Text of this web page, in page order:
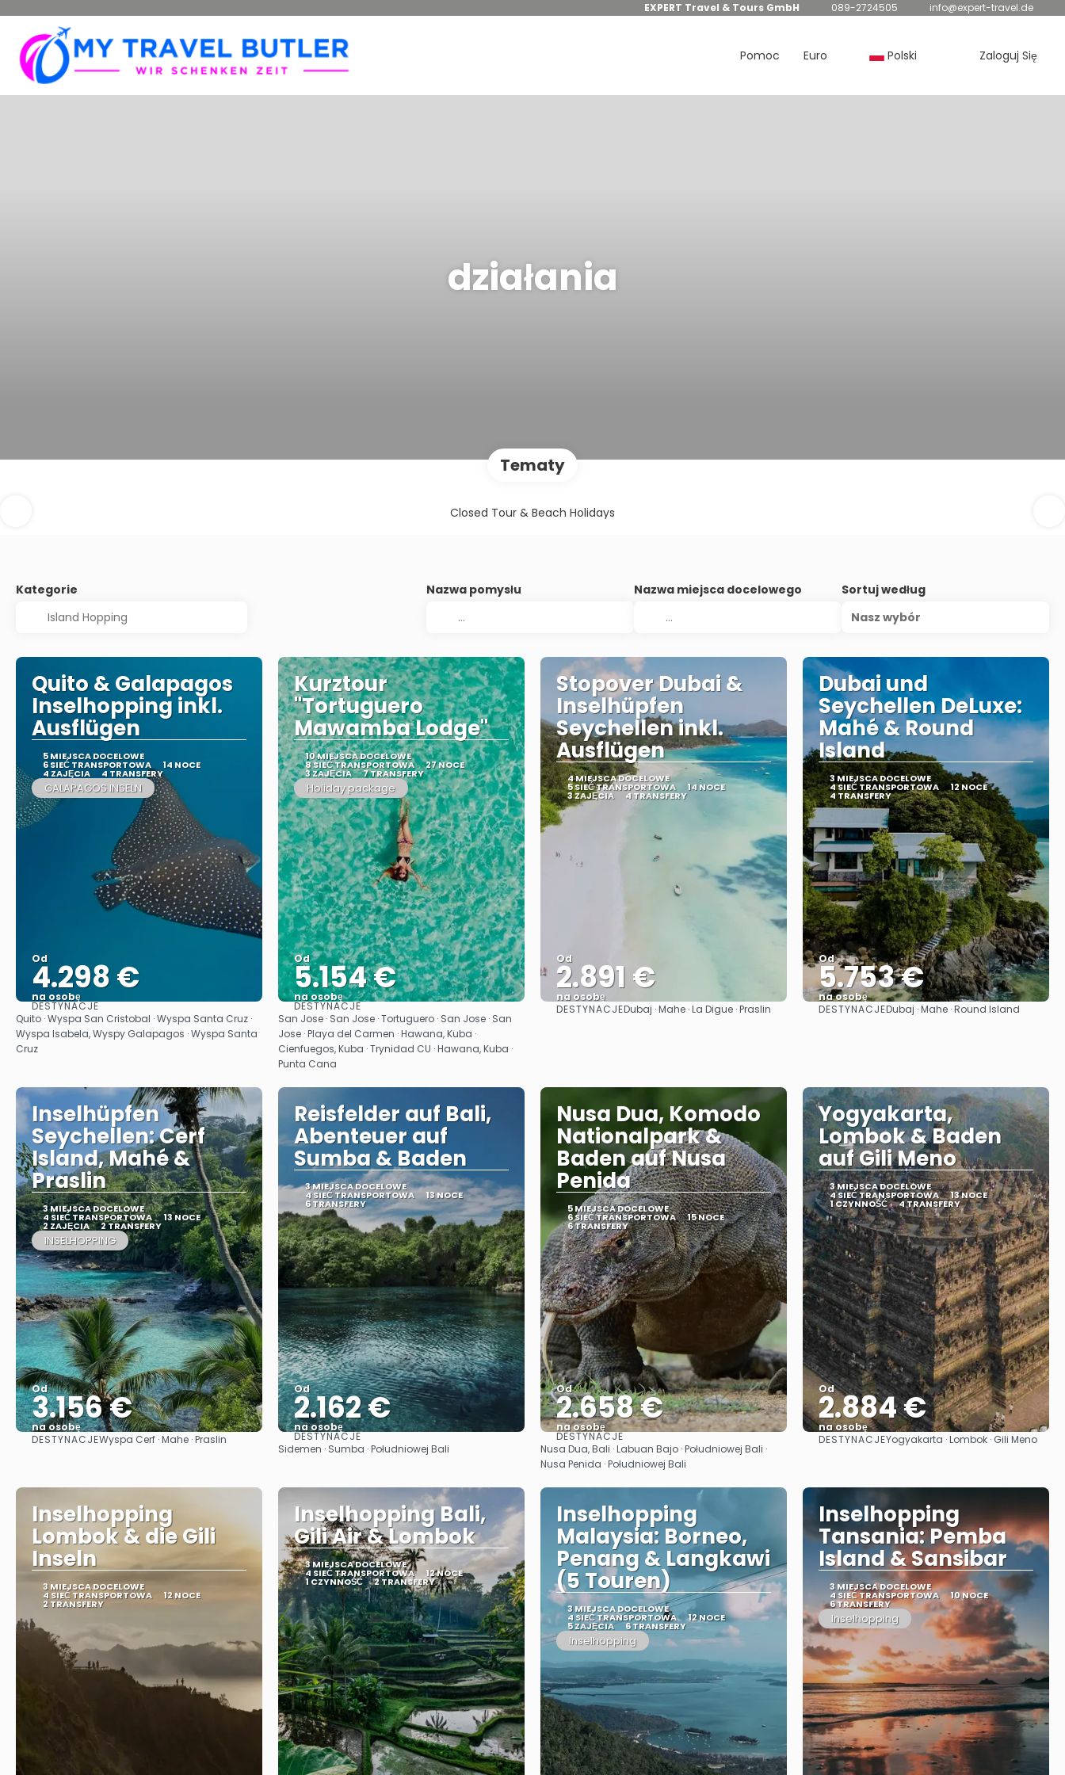
EXPERT Travel & Tours GmbH 089-2724505 info@expert-travel.de
Pomoc Euro Polski Zaloguj Się
działania
Tematy
Closed Tour & Beach Holidays
Kategorie Nazwa pomysłu Nazwa miejsca docelowego
Sortuj według
Nasz wybór
Quito & Galapagos
Inselhopping inkl.
Ausflügen
5 MIEJSCA DOCELOWE
6 SIEĆ TRANSPORTOWA 14 NOCE
4 ZAJĘCIA 4 TRANSFERY
GALAPAGOS INSELN
Od
4.298 €
na osobę
Zobacz
DESTYNACJE
Quito · Wyspa San Cristobal · Wyspa Santa Cruz ·
Wyspa Isabela, Wyspy Galapagos · Wyspa Santa
Cruz
Kurztour
"Tortuguero
Mawamba Lodge"
10 MIEJSCA DOCELOWE
8 SIEĆ TRANSPORTOWA 27 NOCE
3 ZAJĘCIA 7 TRANSFERY
Holiday package
Od
5.154 €
na osobę
Zobacz
DESTYNACJE
San Jose · San Jose · Tortuguero · San Jose · San
Jose · Playa del Carmen · Hawana, Kuba ·
Cienfuegos, Kuba · Trynidad CU · Hawana, Kuba ·
Punta Cana
Stopover Dubai &
Inselhüpfen
Seychellen inkl.
Ausflügen
4 MIEJSCA DOCELOWE
5 SIEĆ TRANSPORTOWA 14 NOCE
3 ZAJĘCIA 4 TRANSFERY
Od
2.891 €
na osobę
Zobacz
DESTYNACJEDubaj · Mahe · La Digue · Praslin
Dubai und
Seychellen DeLuxe:
Mahé & Round
Island
3 MIEJSCA DOCELOWE
4 SIEĆ TRANSPORTOWA 12 NOCE
4 TRANSFERY
Od
5.753 €
na osobę
Zobacz
DESTYNACJEDubaj · Mahe · Round Island
Inselhüpfen
Seychellen: Cerf
Island, Mahé &
Praslin
3 MIEJSCA DOCELOWE
4 SIEĆ TRANSPORTOWA 13 NOCE
2 ZAJĘCIA 2 TRANSFERY
INSELHOPPING
Od
3.156 €
na osobę
Zobacz
DESTYNACJEWyspa Cerf · Mahe · Praslin
Reisfelder auf Bali,
Abenteuer auf
Sumba & Baden
3 MIEJSCA DOCELOWE
4 SIEĆ TRANSPORTOWA 13 NOCE
6 TRANSFERY
Od
2.162 €
na osobę
Zobacz
DESTYNACJE
Sidemen · Sumba · Południowej Bali
Nusa Dua, Komodo
Nationalpark &
Baden auf Nusa
Penida
5 MIEJSCA DOCELOWE
6 SIEĆ TRANSPORTOWA 15 NOCE
6 TRANSFERY
Od
2.658 €
na osobę
Zobacz
DESTYNACJE
Nusa Dua, Bali · Labuan Bajo · Południowej Bali ·
Nusa Penida · Południowej Bali
Yogyakarta,
Lombok & Baden
auf Gili Meno
3 MIEJSCA DOCELOWE
4 SIEĆ TRANSPORTOWA 13 NOCE
1 CZYNNOŚĆ 4 TRANSFERY
Od
2.884 €
na osobę
Zobacz
DESTYNACJEYogyakarta · Lombok · Gili Meno
Inselhopping
Lombok & die Gili
Inseln
3 MIEJSCA DOCELOWE
4 SIEĆ TRANSPORTOWA 12 NOCE
2 TRANSFERY
Inselhopping Bali,
Gili Air & Lombok
3 MIEJSCA DOCELOWE
4 SIEĆ TRANSPORTOWA 12 NOCE
1 CZYNNOŚĆ 2 TRANSFERY
Inselhopping
Malaysia: Borneo,
Penang & Langkawi
(5 Touren)
3 MIEJSCA DOCELOWE
4 SIEĆ TRANSPORTOWA 12 NOCE
5 ZAJĘCIA 6 TRANSFERY
Inselhopping
Inselhopping
Tansania: Pemba
Island & Sansibar
3 MIEJSCA DOCELOWE
4 SIEĆ TRANSPORTOWA 10 NOCE
6 TRANSFERY
Inselhopping